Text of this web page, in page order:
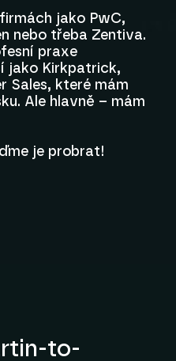
jako PwC,
nebo třeba Zentiva.
praxe
jako Kirkpatrick,
Sales, které mám
Ale hlavně – mám
je probrat!
to-